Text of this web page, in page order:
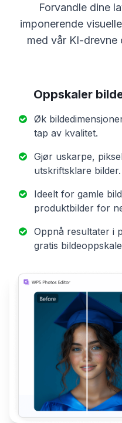
Forvandle dine
imponerende
med vår KI-drevne
Oppskaler
Øk
tap av kvalitet.
Gjør uskarpe,
utskriftsklare bilder.
Ideelt for gamle
produktbilder for
Oppnå resultater i
gratis